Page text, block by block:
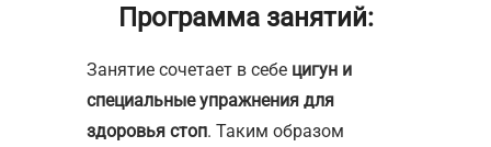
Программа занятий:
Занятие сочетает в себе цигун и
специальные упражнения для
здоровья стоп. Таким образом